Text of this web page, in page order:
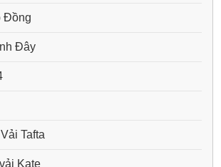
Đồng
Đây
Tafta
Kate